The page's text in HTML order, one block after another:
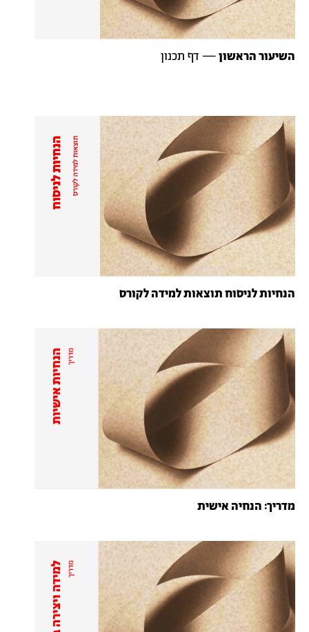
השיעורהראשון— דף תכנון
הנחיות לניסוח תוצאות למידה לקורס
מדריך: הנחיה אישית